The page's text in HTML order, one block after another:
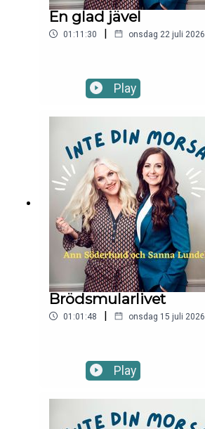
En glad jävel
01:11:30 | onsdag 22 juli 2026
Play
Brödsmularlivet
01:01:48 | onsdag 15 juli 2026
Play